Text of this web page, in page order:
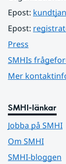
Epost:
Epost:
Press
SMHIs
Mer
SMHI-länkar
Jobba på SMHI
Om SMHI
SMHI-bloggen